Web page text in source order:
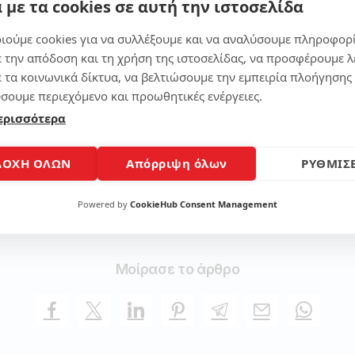
για αυτό το μοντέλο ξεκινάει από τις 599 λίρες
το Toshiba Satellite L550 με επεξεργαστή Intel
δίσκου, κάρτα γραφικών ATI Mobility Radeon HD
αυτό το μοντέλο ξεκινούν από τις 699 λίρες Αγγλίας.
άμεσα στην Μ. Βρετανία και σύντομα στην υπόλοιπη
Μοίρασε το άρθρο
με τα cookies σε αυτή την ιστοσελίδα
cookies για να συλλέξουμε και να αναλύσουμε
την απόδοση και τη χρήση της ιστοσελίδας, να προσφέρουμε
τα κοινωνικά δίκτυα, να βελτιώσουμε την εμπειρία πλοήγησης
περιεχόμενο και προωθητικές ενέργειες.
ΟΛΩΝ Απόρριψη όλων
Powered by CookieHub Consent Management